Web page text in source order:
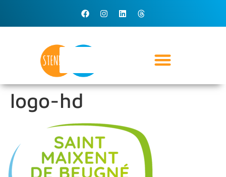
logo-hd